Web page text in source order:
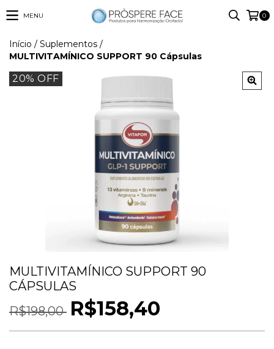
MENU 0
Início / Suplementos /
MULTIVITAMÍNICO SUPPORT 90 Cápsulas
20% OFF
MULTIVITAMÍNICO SUPPORT 90
CÁPSULAS
R$198,00 R$158,40